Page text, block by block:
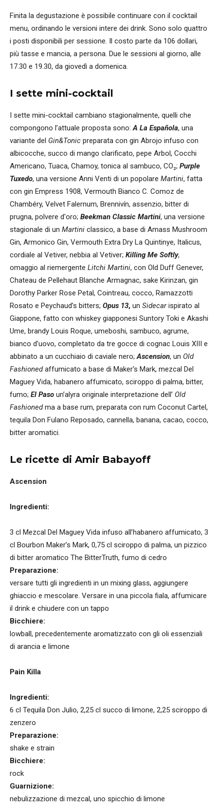
Finita la degustazione è possibile continuare con il cocktail
menu, ordinando le versioni intere dei drink. Sono solo quattro
i posti disponibili per sessione. Il costo parte da 106 dollari,
più tasse e mancia, a persona. Due le sessioni al giorno, alle
17.30 e 19.30, da giovedì a domenica.
I sette mini-cocktail
I sette mini-cocktail cambiano stagionalmente, quelli che
compongono l’attuale proposta sono:A La Española, una
variante del Gin&Tonic preparata con gin Abrojo infuso con
albicocche, succo di mango clarificato, pepe Arbol, Cocchi
Americano, Tuaca, Chamoy, tonica al sambuco, CO₂; Purple
Tuxedo, una versione Anni Venti di un popolare Martini, fatta
con gin Empress 1908, Vermouth Bianco C. Comoz de
Chambéry, Velvet Falernum, Brennivín, assenzio, bitter di
prugna, polvere d'oro; Beekman Classic Martini, una versione
stagionale di un Martini classico, a base di Amass Mushroom
Gin, Armonico Gin, Vermouth Extra Dry La Quintinye, Italicus,
cordiale al Vetiver, nebbia al Vetiver; Killing Me Softly,
omaggio al riemergente Litchi Martini, con Old Duff Genever,
Chateau de Pellehaut Blanche Armagnac, sake Kirinzan, gin
Dorothy Parker Rose Petal, Cointreau, cocco, Ramazzotti
Rosato e Peychaud’s bitters; Opus 13, un Sidecarispirato al
Giappone, fatto con whiskey giapponesi Suntory Toki e Akashi
Ume, brandy Louis Roque, umeboshi, sambuco, agrume,
bianco d'uovo, completato da tre gocce di cognac Louis XIII e
abbinato a un cucchiaio di caviale nero;Ascension, un Old
Fashionedaffumicato a base di Maker's Mark, mezcal Del
Maguey Vida, habanero affumicato, sciroppo di palma, bitter,
fumo; El Paso un’alyra originale interpretazione dell’ Old
Fashionedma a base rum, preparata con rum Coconut Cartel,
tequila Don Fulano Reposado, cannella, banana, cacao, cocco,
bitter aromatici.
Le ricette di Amir Babayoff
Ascension
Ingredienti:
3 cl Mezcal Del Maguey Vida infuso all’habanero affumicato, 3
cl Bourbon Maker’s Mark, 0,75 cl sciroppo di palma, un pizzico
di bitter aromatico The BitterTruth, fumo di cedro
Preparazione:
versare tutti gli ingredienti in un mixing glass, aggiungere
ghiaccio e mescolare. Versare in una piccola fiala, affumicare
il drink e chiudere con un tappo
Bicchiere:
lowball, precedentemente aromatizzato con gli oli essenziali
di arancia e limone
Pain Killa
Ingredienti:
6 cl Tequila Don Julio, 2,25 cl succo di limone, 2,25 sciroppo di
zenzero
Preparazione:
shake e strain
Bicchiere:
rock
Guarnizione:
nebulizzazione di mezcal, uno spicchio di limone